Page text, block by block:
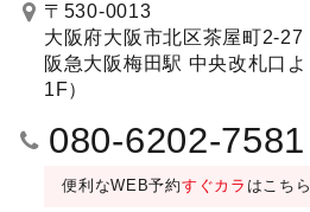
〒530-0013
大阪府大阪市北区茶屋町2-27
阪急大阪梅田駅 中央改札口よ
1F）
080-6202-7581
便利なWEB予約すぐカラ はこちら